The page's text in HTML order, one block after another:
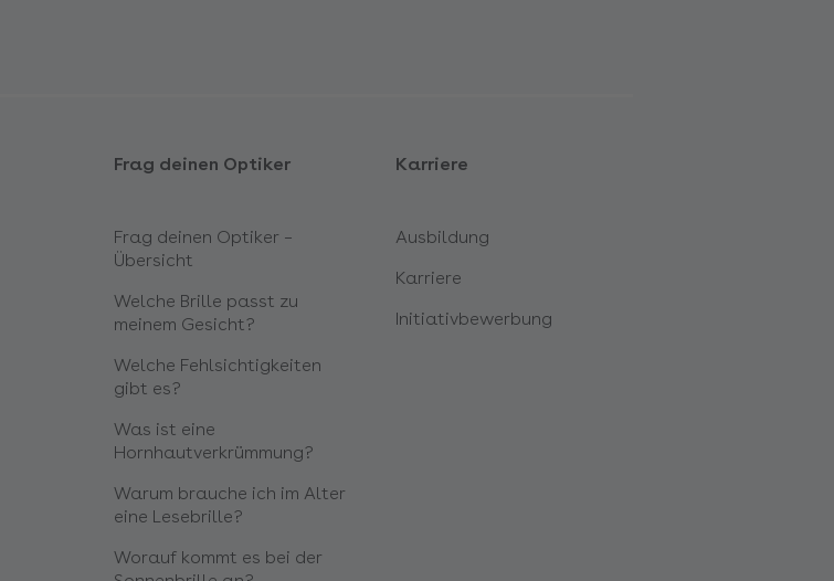
Frag deinen Optiker
Frag deinen Optiker –
Übersicht
Welche Brille passt zu
meinem Gesicht?
Welche Fehlsichtigkeiten
gibt es?
Was ist eine
Hornhautverkrümmung?
Warum brauche ich im Alter
eine Lesebrille?
Worauf kommt es bei der
Karriere
Ausbildung
Karriere
Initiativbewerbung